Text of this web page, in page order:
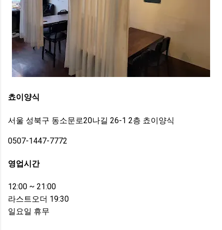
쵸이양식
서울 성북구 동소문로20나길 26-1 2층 쵸이양식
0507-1447-7772
영업시간
12:00 ~ 21:00
라스트오더 19:30
일요일 휴무